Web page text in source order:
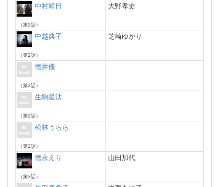
中村靖日
（第2話）
大野孝史
中越典子
（第2話）
芝崎ゆかり
徳井優
（第2話）
生駒星汰
（第2話）
松林うらら
（第2話）
徳永えり
（第3話）
山田加代